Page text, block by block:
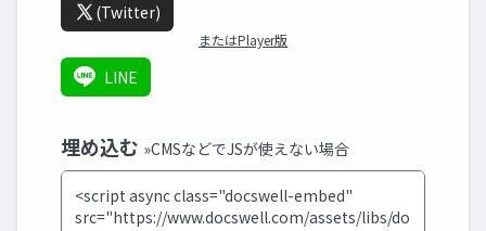
(Twitter)
またはPlayer版
LINE
埋め込む »CMSなどでJSが使えない場合